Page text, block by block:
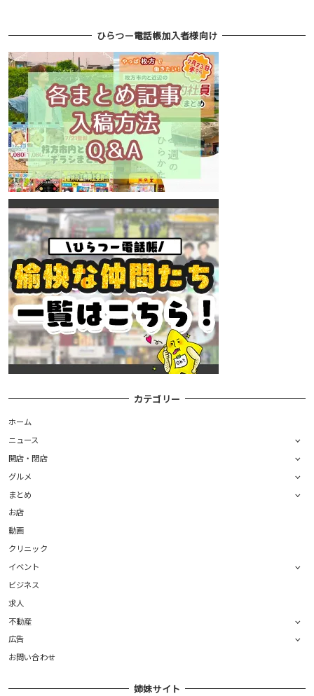
ひらつー電話帳加入者様向け
カテゴリー
ホーム
ニュース
開店・閉店
グルメ
まとめ
お店
動画
クリニック
イベント
ビジネス
求人
不動産
広告
お問い合わせ
姉妹サイト